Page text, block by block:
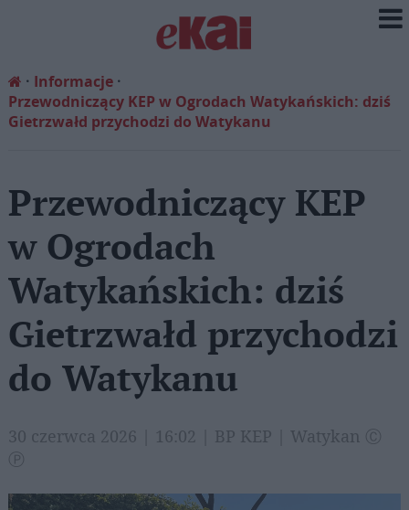
Informacje
Przewodniczący KEP w Ogrodach Watykańskich: dziś
Gietrzwałd przychodzi do Watykanu
Przewodniczący KEP
w Ogrodach
Watykańskich: dziś
Gietrzwałd przychodzi
do Watykanu
30 czerwca 2026 | 16:02 | BP KEP | Watykan Ⓒ
Ⓟ